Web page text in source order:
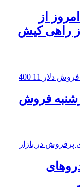
از
راهی کیش
فروش